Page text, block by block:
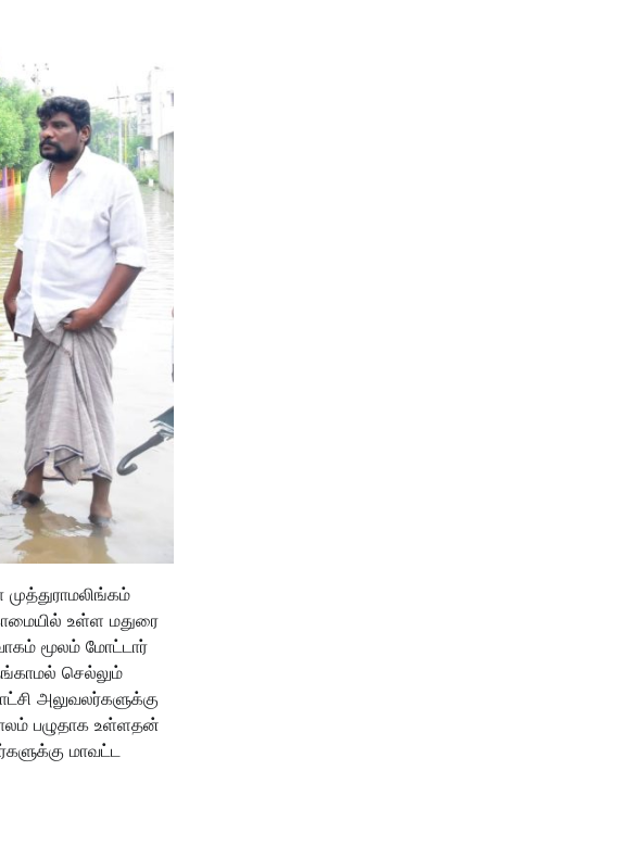
உள்ள மதுரை
மூலம் மோட்டார்
செல்லும்
அலுவலர்களுக்கு
பழுதாக உள்ளதன்
மாவட்ட